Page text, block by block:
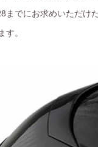
までにお求めいただけ
。